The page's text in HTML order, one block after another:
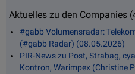
Aktuelles zu den Companies
#gabb Volumensradar:
(#gabb Radar) (08.05.2026)
PIR-News zu Post, Strabag,
Kontron, Warimpex (Christine